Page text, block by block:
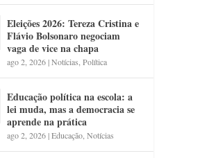
Eleições 2026: Tereza Cristina e
Flávio Bolsonaro negociam
vaga de vice na chapa
ago 2, 2026|Notícias ,Política
Educação política na escola: a
lei muda, mas a democracia se
aprende na prática
ago 2, 2026|Educação ,Notícias